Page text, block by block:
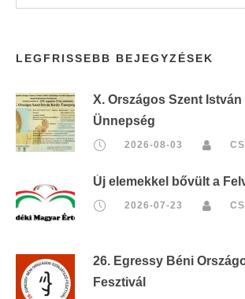
LEGFRISSEBB BEJEGYZÉSEK
X. Országos Szent
Ünnepség
2026-08-03
Új elemekkel bővült a
2026-07-23
26. Egressy Béni
Fesztivál